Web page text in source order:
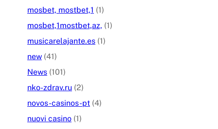
mosbet, mostbet,1 (1)
mosbet,1mostbet,az, (1)
musicarelajante.es (1)
new (41)
News (101)
nko-zdrav.ru (2)
novos-casinos-pt (4)
nuovi casino (1)